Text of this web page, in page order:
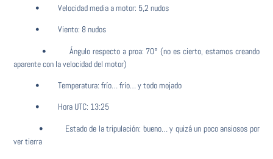
• Velocidad media a motor: 5,2 nudos
• Viento: 8 nudos
• Ángulo respecto a proa: 70° (no es cierto, estamos creando
aparente con la velocidad del motor)
• Temperatura: frío… frío… y todo mojado
• Hora UTC: 13:25
• Estado de la tripulación: bueno… y quizá un poco ansiosos por
ver tierra